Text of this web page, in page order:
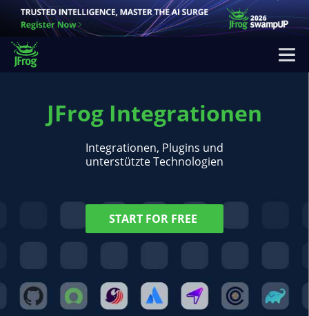
JFrog Integrationen
Integrationen, Plugins und
unterstützte Technologien
START FOR FREE